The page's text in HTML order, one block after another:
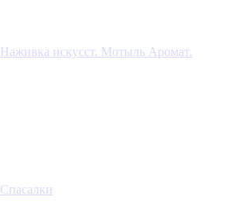
Наживка искусст. Мотыль Аромат.
Спасалки